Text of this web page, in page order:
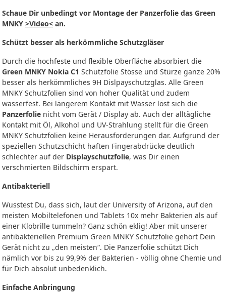
Schaue Dir unbedingt vor Montage der Panzerfolie das Green
MNKY >Video< an.
Schützt besser als herkömmliche Schutzgläser
Durch die hochfeste und flexible Oberfläche absorbiert die
Green MNKY Nokia C1 Schutzfolie Stösse und Stürze ganze 20%
besser als herkömmliches 9H Dislpayschutzglas. Alle Green
MNKY Schutzfolien sind von hoher Qualität und zudem
wasserfest. Bei längerem Kontakt mit Wasser löst sich die
Panzerfolie nicht vom Gerät / Display ab. Auch der alltägliche
Kontakt mit Öl, Alkohol und UV-Strahlung stellt für die Green
MNKY Schutzfolien keine Herausforderungen dar. Aufgrund der
speziellen Schutzschicht haften Fingerabdrücke deutlich
schlechter auf der Displayschutzfolie, was Dir einen
verschmierten Bildschirm erspart.
Antibakteriell
Wusstest Du, dass sich, laut der University of Arizona, auf den
meisten Mobiltelefonen und Tablets 10x mehr Bakterien als auf
einer Klobrille tummeln? Ganz schön eklig! Aber mit unserer
antibakteriellen Premium Green MNKY Schutzfolie gehört Dein
Gerät nicht zu „den meisten“. Die Panzerfolie schützt Dich
nämlich vor bis zu 99,9% der Bakterien - völlig ohne Chemie und
für Dich absolut unbedenklich.
Einfache Anbringung